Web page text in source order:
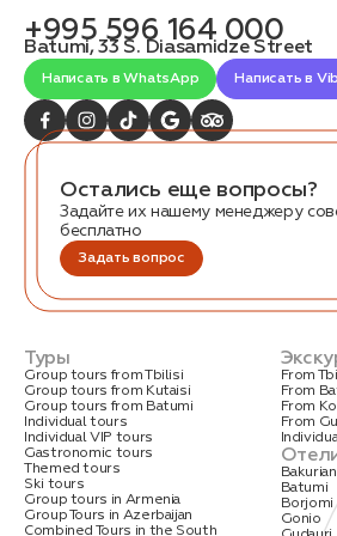
+995 596 164 000
Batumi, 33 S. Diasamidze Street
Написать в WhatsApp Написать в
Остались еще вопросы?
Задайте их нашему менеджеру
бесплатно
Задать вопрос
Туры
Group tours from Tbilisi
Group tours from Kutaisi
Group tours from Batumi
Individual tours
Individual VIP tours
Gastronomic tours
Themed tours
Ski tours
Group tours in Armenia
Group Tours in Azerbaijan
Combined Tours in the South
From
From
From
From
Batumi
Borjomi
Gonio
Дата: 0
Кол-во человек:0
Оставить заявку
1. Выберите нужный
2. Заполните форму